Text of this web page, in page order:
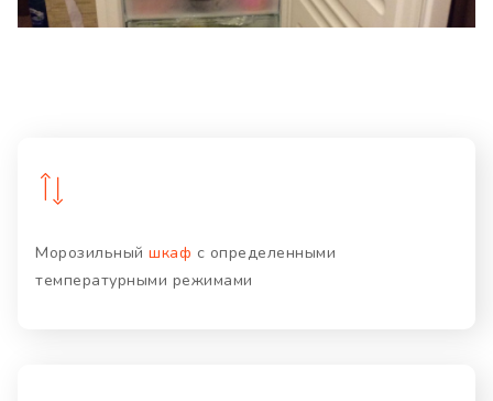
Морозильный шкаф с определенными
температурными режимами